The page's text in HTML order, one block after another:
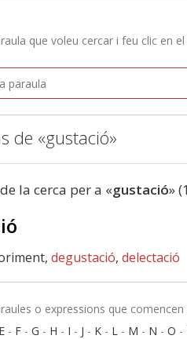
que voleu cercar i feu clic en
de «gustació»
la cerca per a «gustació»
degustació, delectació
o expressions que comencen
E - F - G - H - I - J - K - L - M - N - O -